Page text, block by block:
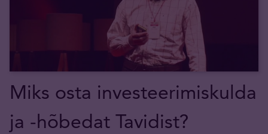
Miks osta investeerimiskulda
ja -hõbedat Tavidist?